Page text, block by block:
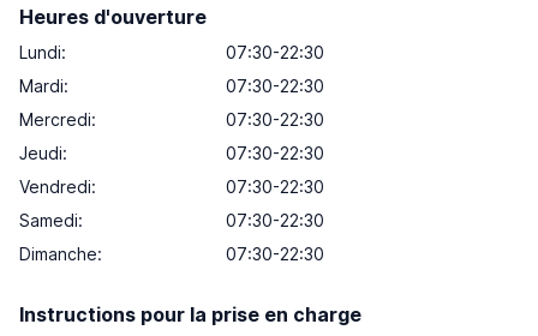
Heures d'ouverture
Lundi:
07:30-22:30
Mardi:
07:30-22:30
Mercredi:
07:30-22:30
Jeudi:
07:30-22:30
Vendredi:
07:30-22:30
Samedi:
07:30-22:30
Dimanche: 07:30-22:30
Instructions pour la prise en charge